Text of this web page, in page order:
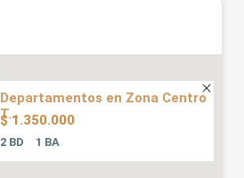
Departamentos en Zona Centro
T...
$ 1.350.000
2 BD 1 BA